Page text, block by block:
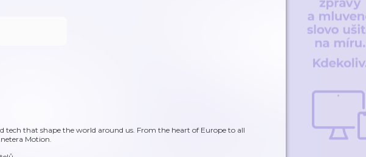
tech that shape the world around us. From the heart of Europe to all
Motion.